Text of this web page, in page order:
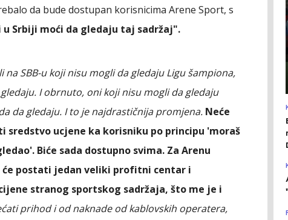
da bude dostupan korisnicima Arene Sport, s
u Srbiji moći da gledaju taj sadržaj".
na SBB-u koji nisu mogli da gledaju Ligu šampiona,
I obrnuto, oni koji nisu mogli da gledaju
da gledaju. I to je najdrastičnija promjena. Neće
ucjene ka korisniku po principu 'moraš
Biće sada dostupno svima. Za Arenu
će postati jedan veliki profitni centar i
stranog sportskog sadržaja, što me je i
prihod i od naknade od kablovskih operatera,